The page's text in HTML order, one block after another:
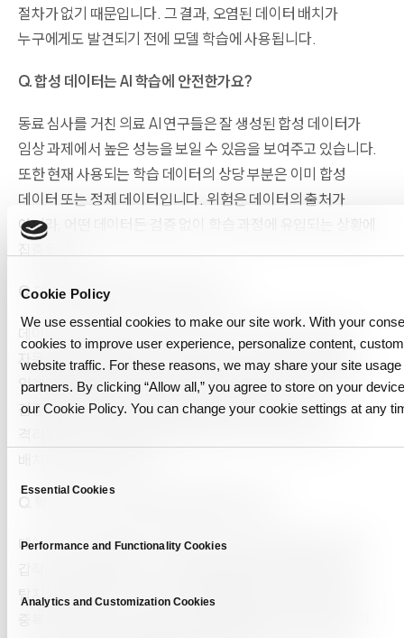
Cookie Policy
We use essential cookies to make our site work. With your
cookies to improve user experience, personalize content,
website traffic. For these reasons, we may share your site
partners. By clicking “Allow all,” you agree to store on your
our Cookie Policy. You can change your cookie settings at any
Essential Cookies
Performance and Functionality Cookies
Analytics and Customization Cookies
절차가 없기 때문입니다. 그 결과, 오염된 데이터 배치가
누구에게도 발견되기 전에 모델 학습에 사용됩니다.
Q. 합성 데이터는 AI 학습에 안전한가요?
동료 심사를 거친 의료 AI 연구들은 잘 생성된 합성 데이터가
임상 과제에서 높은 성능을 보일 수 있음을 보여주고 있습니다.
또한 현재 사용되는 학습 데이터의 상당 부분은 이미 합성
데이터 또는 정제 데이터입니다. 위험은 데이터의 출처가
아니라, 어떤 데이터든 검증 없이 학습 과정에 유입되는 상황에
Q. 데이터 품질 게이트란 무엇인가요?
데이터가 학습 파이프라인에 유입되는 시점에서 수행되는
자동화된 검증 절차입니다. 일반적으로 스키마 검증, 결측치
임계값 검증, 분포 검증, 상관관계 이상 검증으로 구성됩니다.
검증에 실패한 데이터 배치는 학습에 사용되지 않고
배치에 대해 수행됩니다.
Q. 학습 데이터의 오염은 어떻게 탐지하나요?
데이터 수집 단계에서 예상 범위 대비 분포 변화, 결측치 급증,
탐지할 수 있습니다. 특히 LLM이 생성한 텍스트의 경우에는